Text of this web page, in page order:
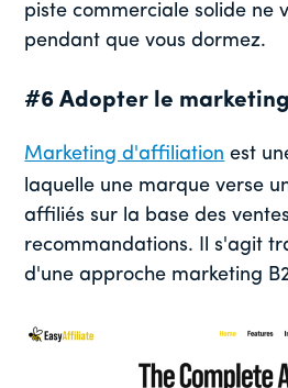
piste commerciale solide ne
pendant que vous dormez.
#6 Adopter le
Marketing d'affiliation est
laquelle une marque verse
affiliés sur la base des
recommandations. Il s'agit
d'une approche marketing